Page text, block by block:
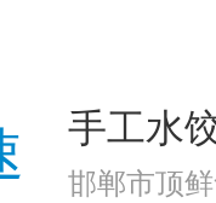
邯郸市顶